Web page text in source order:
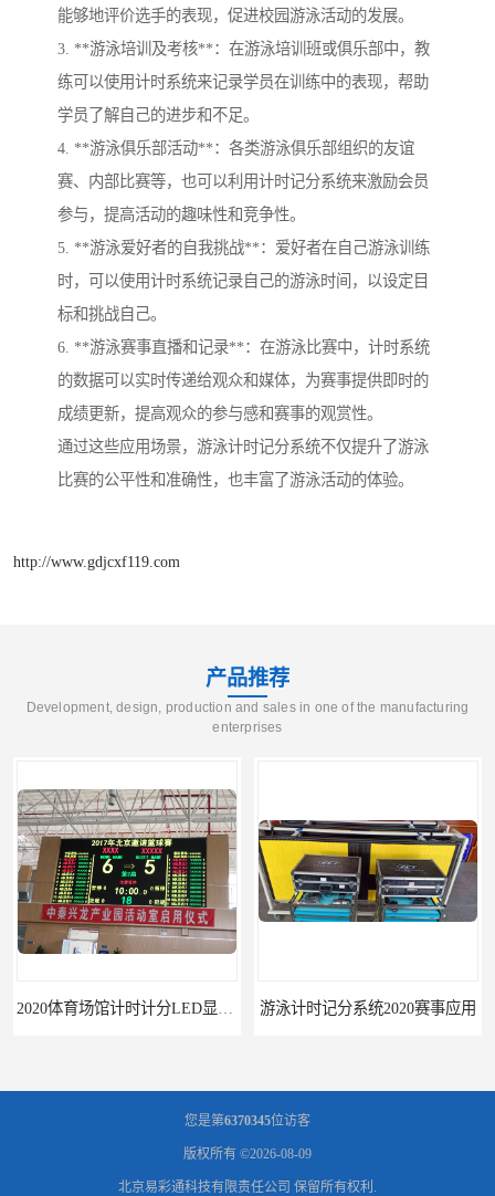
能够地评价选手的表现，促进校园游泳活动的发展。
3. **游泳培训及考核**：在游泳培训班或俱乐部中，教
练可以使用计时系统来记录学员在训练中的表现，帮助
学员了解自己的进步和不足。
4. **游泳俱乐部活动**：各类游泳俱乐部组织的友谊
赛、内部比赛等，也可以利用计时记分系统来激励会员
参与，提高活动的趣味性和竞争性。
5. **游泳爱好者的自我挑战**：爱好者在自己游泳训练
时，可以使用计时系统记录自己的游泳时间，以设定目
标和挑战自己。
6. **游泳赛事直播和记录**：在游泳比赛中，计时系统
的数据可以实时传递给观众和媒体，为赛事提供即时的
成绩更新，提高观众的参与感和赛事的观赏性。
通过这些应用场景，游泳计时记分系统不仅提升了游泳
比赛的公平性和准确性，也丰富了游泳活动的体验。
http://www.gdjcxf119.com
产品推荐
Development, design, production and sales in one of the manufacturing
enterprises
2020体育场馆计时计分LED显示要求 游泳计时记分系统2020赛事应用
您是第6370345位访客
版权所有 ©2026-08-09
北京易彩通科技有限责任公司 保留所有权利.